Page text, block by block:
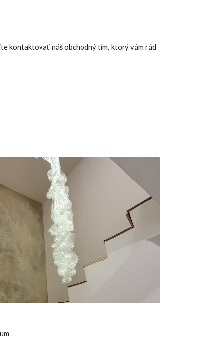
kontaktovať náš obchodný tím, ktorý vám rád